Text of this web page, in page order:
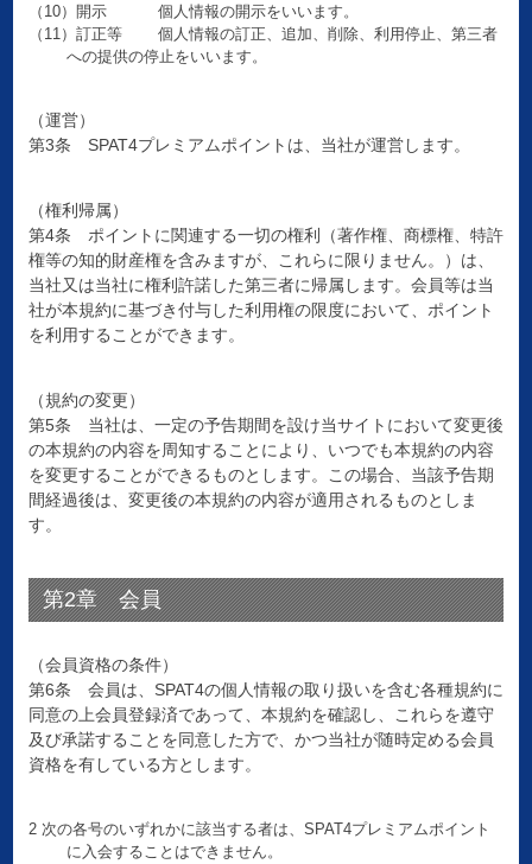
（10）開示 個人情報の開示をいいます。
（11）訂正等 個人情報の訂正、追加、削除、利用停止、第三者
への提供の停止をいいます。
（運営）
第3条 SPAT4プレミアムポイントは、当社が運営します。
（権利帰属）
第4条 ポイントに関連する一切の権利（著作権、商標権、特許
権等の知的財産権を含みますが、これらに限りません。）は、
当社又は当社に権利許諾した第三者に帰属します。会員等は当
社が本規約に基づき付与した利用権の限度において、ポイント
を利用することができます。
（規約の変更）
第5条 当社は、一定の予告期間を設け当サイトにおいて変更後
の本規約の内容を周知することにより、いつでも本規約の内容
を変更することができるものとします。この場合、当該予告期
間経過後は、変更後の本規約の内容が適用されるものとしま
す。
第2章 会員
（会員資格の条件）
第6条 会員は、SPAT4の個人情報の取り扱いを含む各種規約に
同意の上会員登録済であって、本規約を確認し、これらを遵守
及び承諾することを同意した方で、かつ当社が随時定める会員
資格を有している方とします。
2 次の各号のいずれかに該当する者は、SPAT4プレミアムポイント
に入会することはできません。